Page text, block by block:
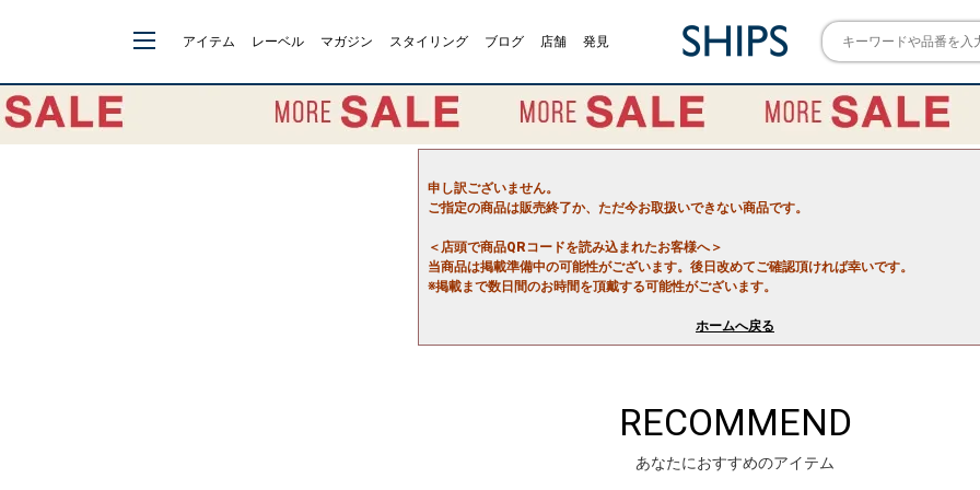
アイテム レーベル マガジン スタイリング ブログ 店舗 発見
申し訳ございません。
ご指定の商品は販売終了か、ただ今お取扱いできない商品です。
＜店頭で商品QRコードを読み込まれたお客様へ＞
当商品は掲載準備中の可能性がございます。後日改めてご確認頂ければ幸いです。
※掲載まで数日間のお時間を頂戴する可能性がございます。
ホームへ戻る
RECOMMEND
あなたにおすすめのアイテム